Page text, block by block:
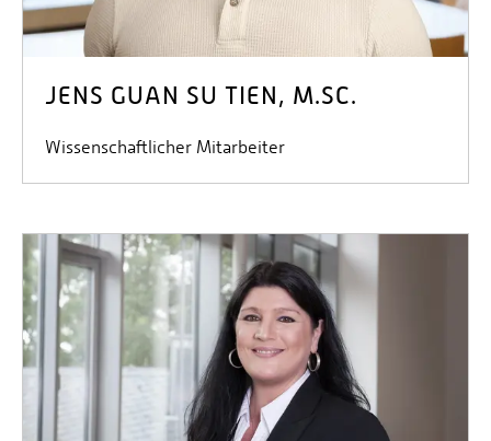
JENS GUAN SU TIEN, M.SC.
Wissenschaftlicher Mitarbeiter